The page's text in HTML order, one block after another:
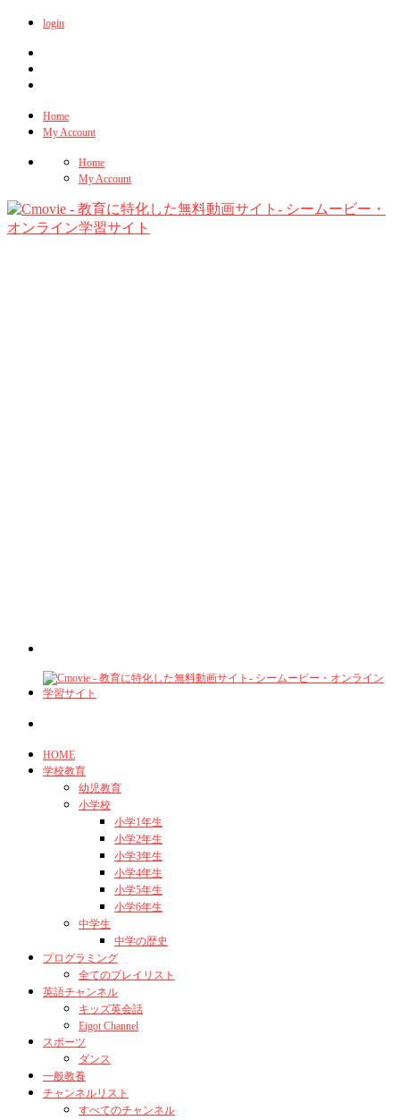
login
Home
My Account
Home
My Account
HOME
学校教育
幼児教育
小学校
小学1年生
小学2年生
小学3年生
小学4年生
小学5年生
小学6年生
中学生
中学の歴史
プログラミング
全てのプレイリスト
英語チャンネル
キッズ英会話
Eigot Channel
スポーツ
ダンス
一般教養
チャンネルリスト
すべてのチャンネル